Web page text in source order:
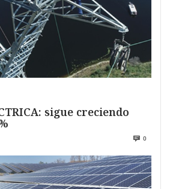
sigue creciendo
0